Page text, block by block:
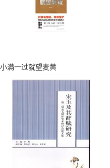
小满一过就望麦黄